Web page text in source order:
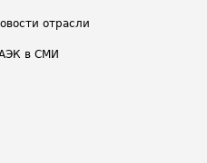
отрасли
в СМИ